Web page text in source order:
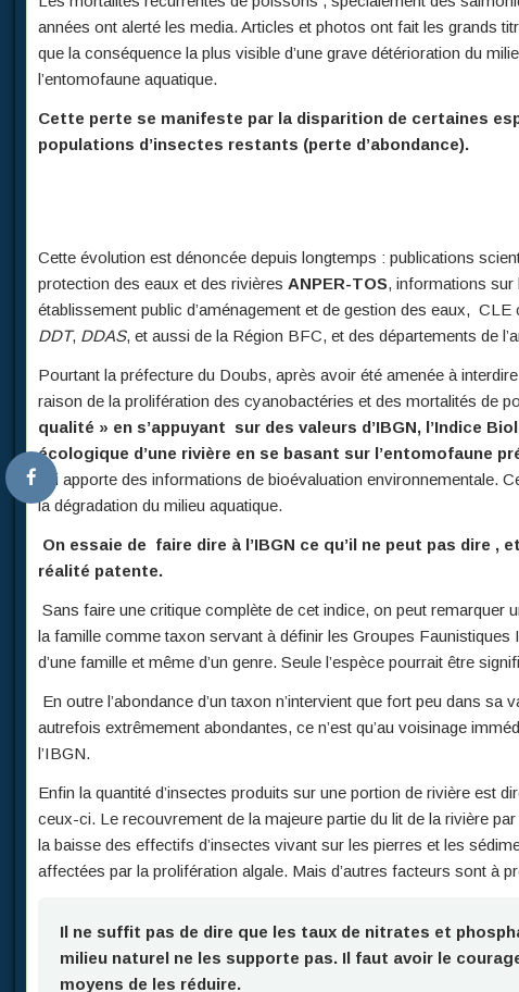
années ont alerté les media. Articles et photos ont fait les grands
que la conséquence la plus visible d’une grave détérioration du
l’entomofaune aquatique.
Cette perte se manifeste par la disparition de certaines
populations d’insectes restants (perte d’abondance).
Cette évolution est dénoncée depuis longtemps : publications
protection des eaux et des rivières ANPER-TOS, informations sur
établissement public d’aménagement et de gestion des eaux,
DDT, DDAS, et aussi de la Région BFC, et des départements de
Pourtant la préfecture du Doubs, après avoir été amenée à
raison de la prolifération des cyanobactéries et des mortalités de
qualité » en s’appuyant sur des valeurs d’IBGN, l’Indice
écologique d’une rivière en se basant sur l’entomofaune
qui apporte des informations de bioévaluation
la dégradation du milieu aquatique.
On essaie de faire dire à l’IBGN ce qu’il ne peut pas dire ,
réalité patente.
Sans faire une critique complète de cet indice, on peut
la famille comme taxon servant à définir les Groupes
d’une famille et même d’un genre. Seule l’espèce pourrait être
En outre l’abondance d’un taxon n’intervient que fort peu dans
autrefois extrêmement abondantes, ce n’est qu’au voisinage
l’IBGN.
Enfin la quantité d’insectes produits sur une portion de rivière est
ceux-ci. Le recouvrement de la majeure partie du lit de la rivière
la baisse des effectifs d’insectes vivant sur les pierres et les
affectées par la prolifération algale. Mais d’autres facteurs sont à
Il ne suffit pas de dire que les taux de nitrates et
milieu naturel ne les supporte pas. Il faut avoir le
moyens de les réduire.